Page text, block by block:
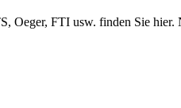
FTI usw. finden Sie hier.